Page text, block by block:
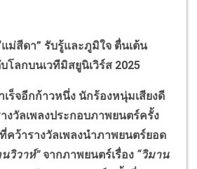
แม่สีดา” รับรู้และภูมิใจ ตื่นเต้น
โลกบนเวทีมิสยูนิเวิร์ส 2025
อีกก้าวหนึ่ง นักร้องหนุ่มเสียงดี
งวัลเพลงประกอบภาพยนตร์ครั้ง
คว้ารางวัลเพลงนำภาพยนตร์ยอด
นวิวาห์”จากภาพยนตร์เรื่อง “วิมาน